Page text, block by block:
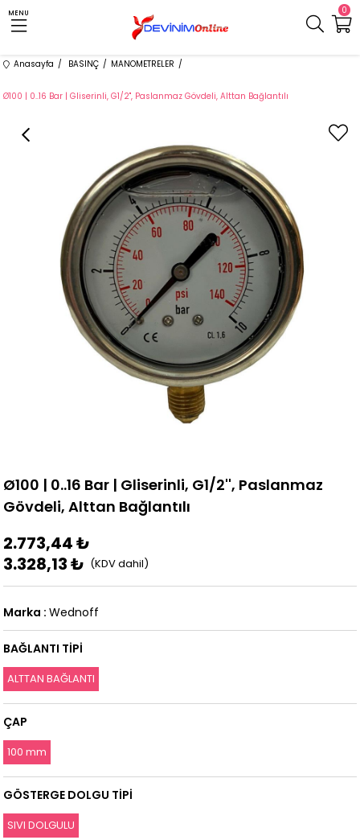
0
MENU
Anasayfa BASINÇ MANOMETRELER
Ø100 | 0..16 Bar | Gliserinli, G1/2'', Paslanmaz Gövdeli, Alttan Bağlantılı
Ø100 | 0..16 Bar | Gliserinli, G1/2'', Paslanmaz
Gövdeli, Alttan Bağlantılı
2.773,44 ₺
3.328,13 ₺
Marka : Wednoff
BAĞLANTI TİPİ
ALTTAN BAĞLANTI
ÇAP
100 mm
GÖSTERGE DOLGU TİPİ
SIVI DOLGULU